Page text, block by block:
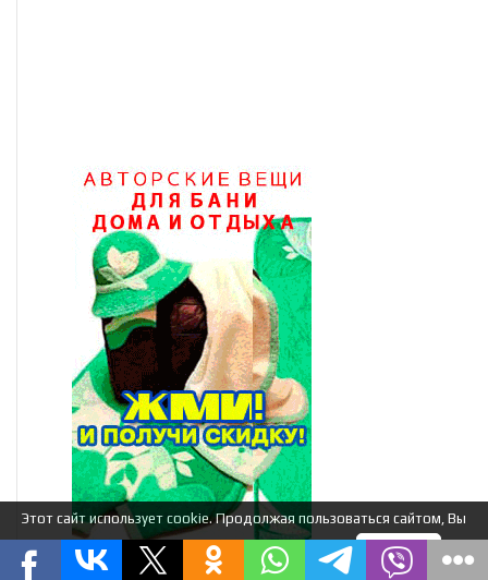
Этот сайт использует cookie. Продолжая пользоваться сайтом, Вы
соглашаетесь на использование нами cookie. Я понимаю